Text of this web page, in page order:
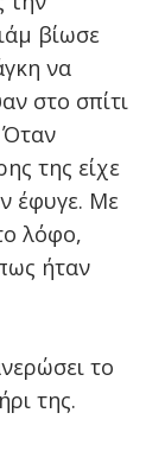
βίωσε
να
στο σπίτι
Όταν
της είχε
έφυγε. Με
λόφο,
ήταν
το
της.